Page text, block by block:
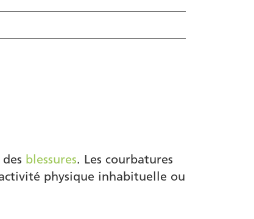
blessures. Les courbatures
physique inhabituelle ou